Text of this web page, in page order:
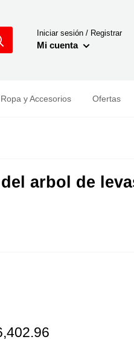
Iniciar sesión / Registrar
Mi cuenta
Ropa y Accesorios Ofertas
arbol de